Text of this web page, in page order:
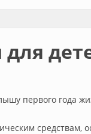
для
первого года
средствам,